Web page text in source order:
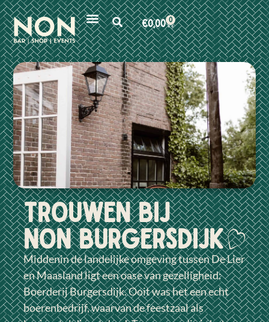
€0,00 0
Trouwen bij
non Burgersdijk
Middenin de landelijke omgeving tussen De Lier
en Maasland ligt een oase van gezelligheid:
Boerderij Burgersdijk. Ooit was het een echt
boerenbedrijf, waarvan de feestzaal als